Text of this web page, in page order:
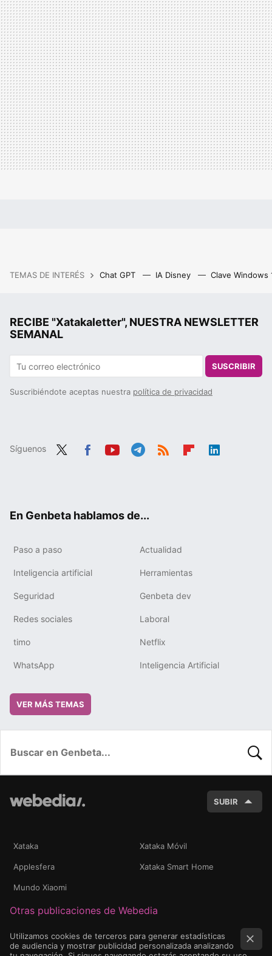
TEMAS DE INTERÉS Chat GPT IA Disney Clave Windows
RECIBE "Xatakaletter", NUESTRA NEWSLETTER
SEMANAL
SUSCRIBIR
Suscribiéndote aceptas nuestra política de privacidad
Síguenos
En Genbeta hablamos de...
Paso a paso Actualidad
Inteligencia artificial Herramientas
Seguridad Genbeta dev
Redes sociales Laboral
timo Netflix
WhatsApp Inteligencia Artificial
VER MÁS TEMAS
SUBIR
Xataka Xataka Móvil
Applesfera Xataka Smart Home
Mundo Xiaomi
Otras publicaciones de Webedia
Utilizamos cookies de terceros para generar estadísticas
de audiencia y mostrar publicidad personalizada analizando